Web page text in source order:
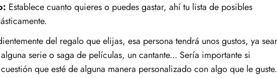
Establece cuanto quieres o puedes gastar, ahí tu lista de posibles
del regalo que elijas, esa persona tendrá unos gustos, ya
serie o saga de películas, un cantante... Sería importante si
que esté de alguna manera personalizado con algo que le guste.